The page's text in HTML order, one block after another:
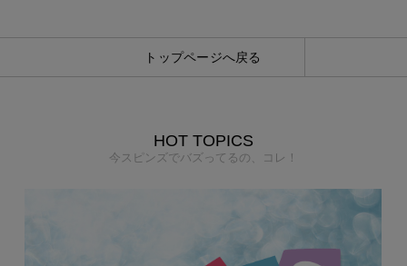
トップページへ戻る
HOT TOPICS
今スピンズでバズってるの、コレ！